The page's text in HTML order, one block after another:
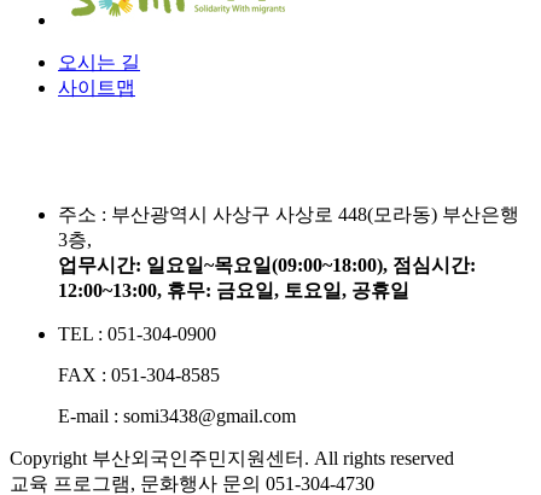
오시는 길
사이트맵
주소 : 부산광역시 사상구 사상로 448(모라동) 부산은행
3층,
업무시간: 일요일~목요일(09:00~18:00), 점심시간:
12:00~13:00, 휴무: 금요일, 토요일, 공휴일
TEL : 051-304-0900
FAX : 051-304-8585
E-mail : somi3438@gmail.com
Copyright 부산외국인주민지원센터. All rights reserved
교육 프로그램, 문화행사 문의 051-304-4730